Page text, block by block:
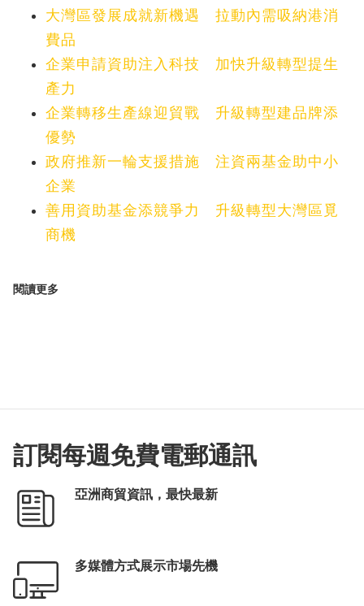
大灣區發展成就新機遇 拉動內需吸納港消
費品
企業申請資助注入科技 加快升級轉型提生
產力
企業轉移生產線迎貿戰 升級轉型建品牌添
優勢
政府推新一輪支援措施 注資兩基金助中小
企業
善用資助基金添競爭力 升級轉型大灣區覓
商機
閱讀更多
訂閱每週免費電郵通訊
亞洲商貿資訊，最快最新
多媒體方式展示市場先機